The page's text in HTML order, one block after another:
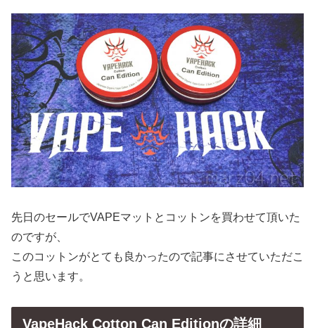
先日のセールでVAPEマットとコットンを買わせて頂いた
のですが、
このコットンがとても良かったので記事にさせていただこ
うと思います。
VapeHack Cotton Can Editionの詳細